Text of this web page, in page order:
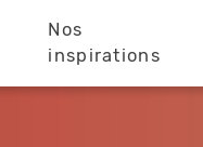
Nos
inspirations